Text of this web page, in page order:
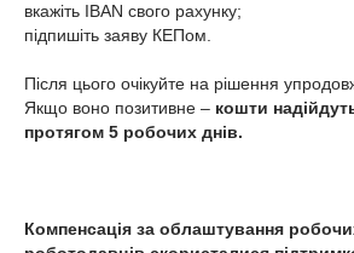
вкажіть IBAN свого рахунку;
підпишіть заяву КЕПом.
Після цього очікуйте на рішення
Якщо воно позитивне – кошти
протягом 5 робочих днів.
Компенсація за облаштування